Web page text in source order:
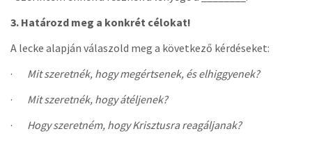
3. Határozd meg a konkrét célokat!
A lecke alapján válaszold meg a következő kérdéseket:
· Mit szeretnék, hogy megértsenek, és elhiggyenek?
· Mit szeretnék, hogy átéljenek?
· Hogy szeretném, hogy Krisztusra reagáljanak?